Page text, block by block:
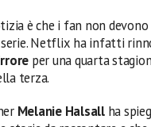
è che i fan non
Netflix ha infatti
per una quarta
terza.
Melanie Halsallha